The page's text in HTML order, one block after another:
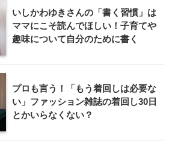
いしかわゆきさんの「書く習慣」は
ママにこそ読んでほしい！子育てや
趣味について自分のために書く
プロも言う！「もう着回しは必要な
い」ファッション雑誌の着回し30日
とかいらなくない？